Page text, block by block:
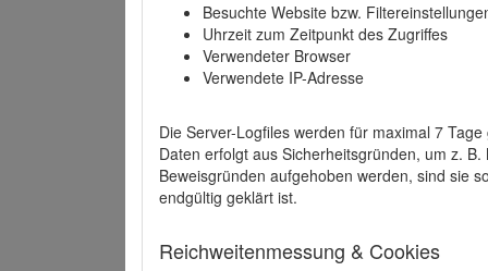
Besuchte Website bzw.
Uhrzeit zum Zeitpunkt des Zugriffes
Verwendeter Browser
Verwendete IP-Adresse
Die Server-Logfiles werden für maximal 7
Daten erfolgt aus Sicherheitsgründen, um z.
Beweisgründen aufgehoben werden, sind sie
endgültig geklärt ist.
Reichweitenmessung & Cookies